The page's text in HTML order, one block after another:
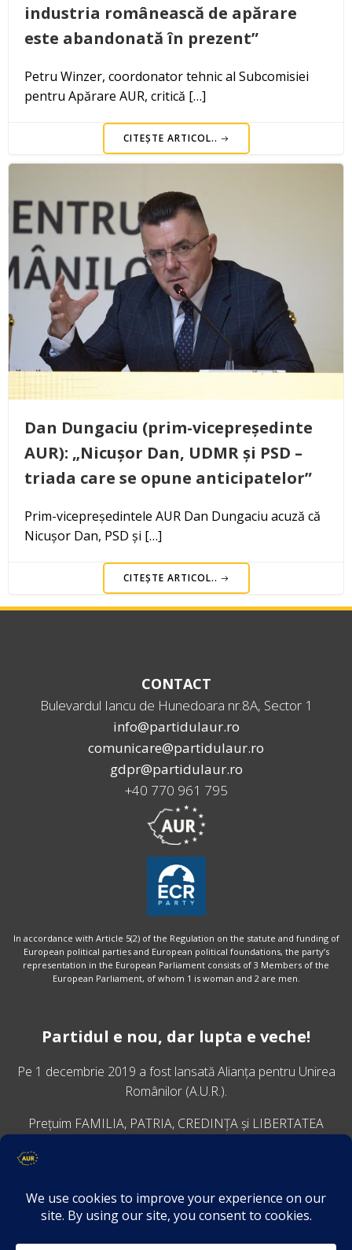
industria românească de apărare
este abandonată în prezent”
Petru Winzer, coordonator tehnic al Subcomisiei
pentru Apărare AUR, critică […]
CITEȘTE ARTICOL..
Dan Dungaciu (prim-vicepreședinte
AUR): „Nicușor Dan, UDMR și PSD –
triada care se opune anticipatelor”
Prim-vicepreședintele AUR Dan Dungaciu acuză că
Nicușor Dan, PSD și […]
CITEȘTE ARTICOL..
CONTACT
Bulevardul Iancu de Hunedoara nr.8A, Sector 1
info@partidulaur.ro
comunicare@partidulaur.ro
gdpr@partidulaur.ro
+40 770 961 795
In accordance with Article 5(2) of the Regulation on the statute and funding of
European political parties and European political foundations, the party’s
representation in the European Parliament consists of 3 Members of the
European Parliament, of whom 1 is woman and 2 are men.
Partidul e nou, dar lupta e veche!
Pe 1 decembrie 2019 a fost lansatăAlianța pentru Unirea
Românilor (A.U.R.).
Prețuim FAMILIA, PATRIA, CREDINȚA și LIBERTATEA
VINO ALĂTURI DE NOI